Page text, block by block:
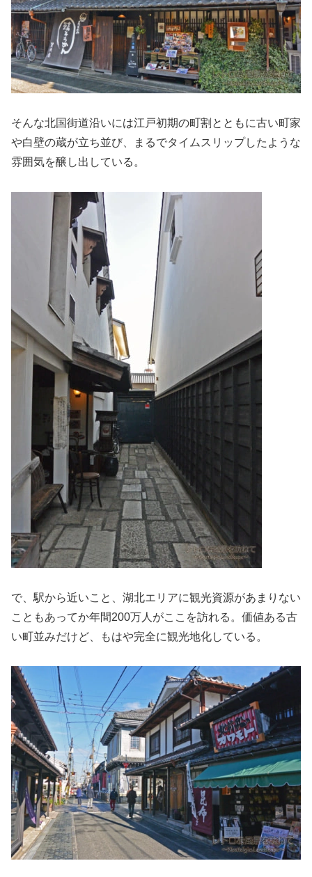
そんな北国街道沿いには江戸初期の町割とともに古い町家
や白壁の蔵が立ち並び、まるでタイムスリップしたような
雰囲気を醸し出している。
で、駅から近いこと、湖北エリアに観光資源があまりない
こともあってか年間200万人がここを訪れる。価値ある古
い町並みだけど、もはや完全に観光地化している。